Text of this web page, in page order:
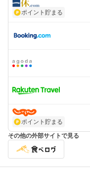
最寄り駅２ 荒島
補足 車／冬季の
ポイント貯まる
ポイント貯まる
その他の外部サイトで見る